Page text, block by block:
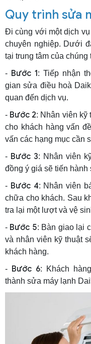
Quy trình sửa
Đi cùng với một dịch
chuyên nghiệp. Dưới
tại trung tâm của chúng
- Bước 1: Tiếp nhận
gian sửa điều hoà
quan đến dịch vụ.
- Bước 2: Nhân viên kỹ
cho khách hàng vấn
vấn các hạng mục cần
- Bước 3: Nhân viên
đồng ý giá sẽ tiến
- Bước 4: Nhân viên
chữa cho khách. Sau
tra lại một lượt và vệ
- Bước 5: Bàn giao lại
và nhân viên kỹ thuật
khách hàng.
- Bước 6: Khách
thành sửa máy lạnh